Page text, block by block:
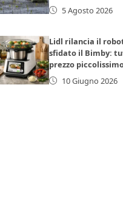
5 Agosto 2026
Lidl rilancia il
sfidato il Bimby:
prezzo
10 Giugno 2026